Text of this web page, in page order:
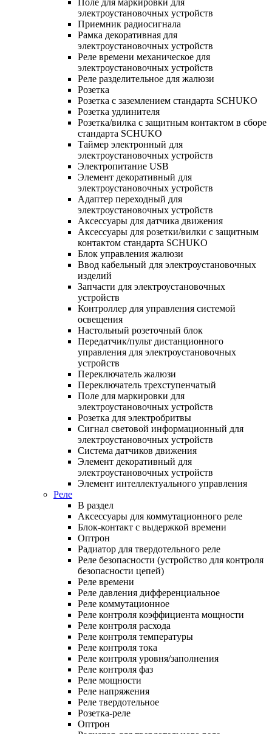
электроустановочных устройств
Приемник радиосигнала
Рамка декоративная для
электроустановочных устройств
Реле времени механическое для
электроустановочных устройств
Реле разделительное для жалюзи
Розетка
Розетка с заземлением стандарта SCHUKO
Розетка удлинителя
Розетка/вилка с защитным контактом в сборе
стандарта SCHUKO
Таймер электронный для
электроустановочных устройств
Электропитание USB
Элемент декоративный для
электроустановочных устройств
Адаптер переходный для
электроустановочных устройств
Аксессуары для датчика движения
Аксессуары для розетки/вилки с защитным
контактом стандарта SCHUKO
Блок управления жалюзи
Ввод кабельный для электроустановочных
изделий
Запчасти для электроустановочных
устройств
Контроллер для управления системой
освещения
Настольный розеточный блок
Передатчик/пульт дистанционного
управления для электроустановочных
устройств
Переключатель жалюзи
Переключатель трехступенчатый
Поле для маркировки для
электроустановочных устройств
Розетка для электробритвы
Сигнал световой информационный для
электроустановочных устройств
Система датчиков движения
Элемент декоративный для
электроустановочных устройств
Элемент интеллектуального управления
Реле
В раздел
Аксессуары для коммутационного реле
Блок-контакт с выдержкой времени
Оптрон
Радиатор для твердотельного реле
Реле безопасности (устройство для контроля
безопасности цепей)
Реле времени
Реле давления дифференциальное
Реле коммутационное
Реле контроля коэффициента мощности
Реле контроля расхода
Реле контроля температуры
Реле контроля тока
Реле контроля уровня/заполнения
Реле контроля фаз
Реле мощности
Реле напряжения
Реле твердотельное
Розетка-реле
Оптрон